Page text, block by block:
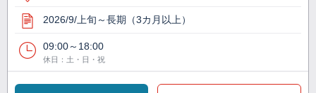
2026/9/上旬～長期（3カ月以上）
09:00～18:00
休日：土・日・祝